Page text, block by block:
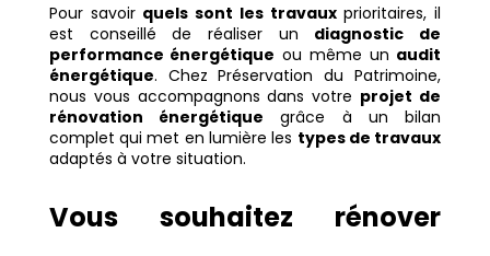
Pour savoir quels sont les travauxprioritaires, il
est conseillé de réaliser un diagnostic de
performance énergétique ou même un audit
énergétique. Chez Préservation du Patrimoine,
nous vous accompagnons dans votre projet de
rénovation énergétique grâce à un bilan
complet qui met en lumière les types de travaux
adaptés à votre situation.
Vous souhaitez rénover